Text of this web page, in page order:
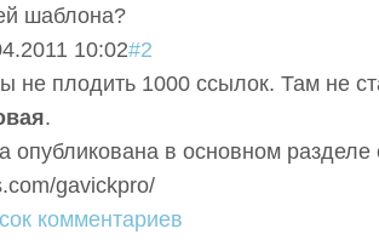
шаблона?
10:02#2
не плодить 1000 ссылок. Там не
.
опубликована в основном разделе
gavickpro/
комментариев